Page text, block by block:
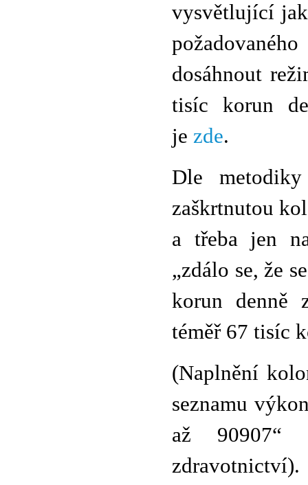
vysvětlující
dosáhnout
tisíc korun
je zde.
Dle
zaškrtnutou
a třeba jen
„zdálo se, že
korun denně
téměř 67 tisíc
(Naplnění
seznamu
až 90907“
zdravotnictví).